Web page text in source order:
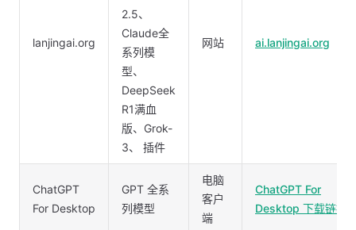
lanjingai.org
2.5、
Claude全
系列模
型、
DeepSeek
R1满血
版、Grok-
3、 插件
网站 ai.lanjingai.org
ChatGPT
For Desktop
GPT 全系
列模型
电脑
客户
端
ChatGPT For
Desktop 下载链接